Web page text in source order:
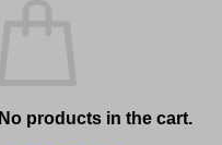
No products in the cart.